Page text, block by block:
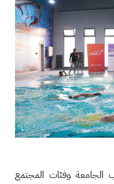
وفئات المجتمع